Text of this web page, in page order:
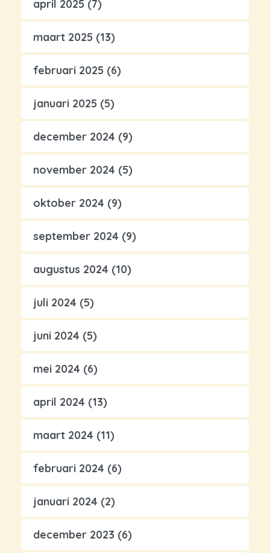
april 2025 (7)
maart 2025 (13)
februari 2025 (6)
januari 2025 (5)
december 2024 (9)
november 2024 (5)
oktober 2024 (9)
september 2024 (9)
augustus 2024 (10)
juli 2024 (5)
juni 2024 (5)
mei 2024 (6)
april 2024 (13)
maart 2024 (11)
februari 2024 (6)
januari 2024 (2)
december 2023 (6)